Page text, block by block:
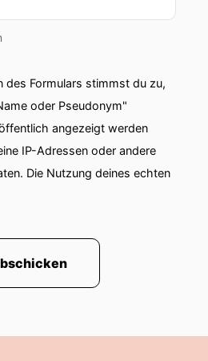
des Formulars stimmst du zu,
oder Pseudonym"
angezeigt werden
IP-Adressen oder andere
Die Nutzung deines echten